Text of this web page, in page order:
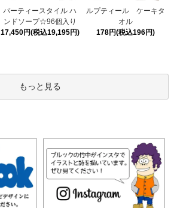
パーティースタイル ハ
ンドソープ☆96個入り
17,450円(税込19,195円)
ルプティール ケーキタ
オル
178円(税込196円)
もっと見る